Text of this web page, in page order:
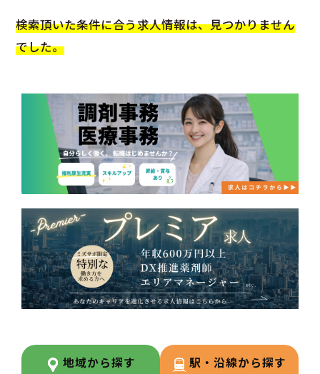
検索頂いた条件に合う求人情報は、見つかりません
でした。
地域から探す 駅・沿線から探す